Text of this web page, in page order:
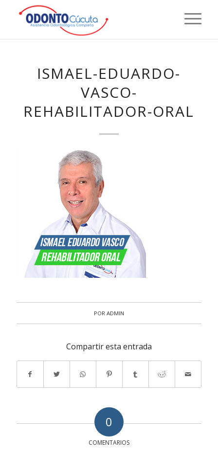
ISMAEL-EDUARDO-
VASCO-
REHABILITADOR-ORAL
POR ADMIN
Compartir esta entrada
0
COMENTARIOS